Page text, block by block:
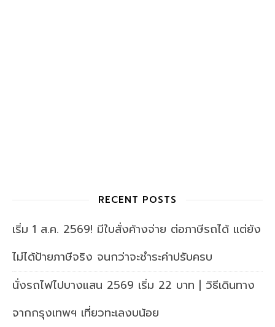
RECENT POSTS
เริ่ม 1 ส.ค. 2569! มีใบสั่งค้างจ่าย ต่อภาษีรถได้ แต่ยัง
ไม่ได้ป้ายภาษีจริง จนกว่าจะชำระค่าปรับครบ
นั่งรถไฟไปบางแสน 2569 เริ่ม 22 บาท | วิธีเดินทาง
จากกรุงเทพฯ เที่ยวทะเลงบน้อย